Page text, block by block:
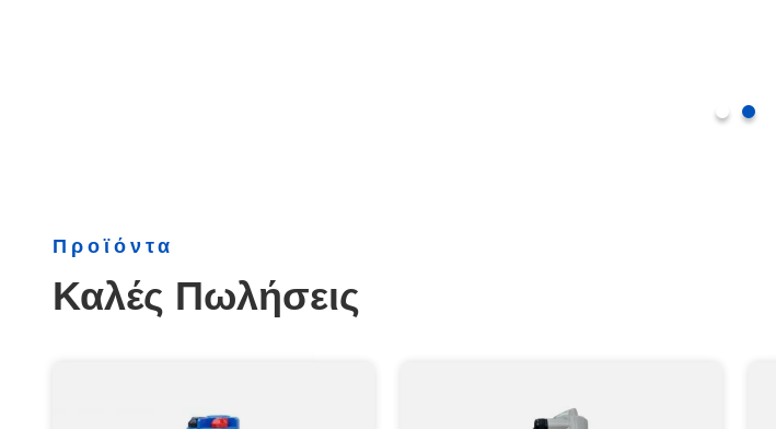
Προϊόντα
Καλές Πωλήσεις